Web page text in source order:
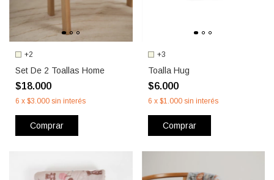
+2
Set De 2 Toallas Home
$18.000
6 x $3.000 sin interés
Comprar
+3
Toalla Hug
$6.000
6 x $1.000 sin interés
Comprar